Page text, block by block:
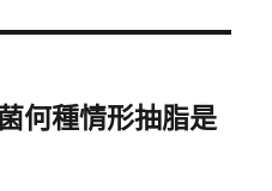
何種情形抽脂是